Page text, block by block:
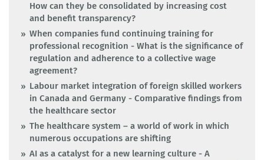
How can they be consolidated by increasing cost
and benefit transparency?
When companies fund continuing training for
professional recognition - What is the significance of
regulation and adherence to a collective wage
agreement?
Labour market integration of foreign skilled workers
in Canada and Germany - Comparative findings from
the healthcare sector
The healthcare system – a world of work in which
numerous occupations are shifting
AI as a catalyst for a new learning culture - A